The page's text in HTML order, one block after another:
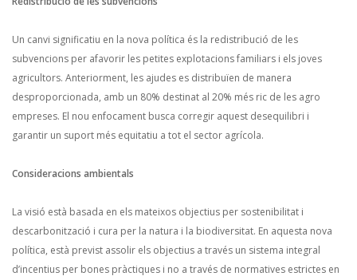
Un canvi significatiu en la nova política és la redistribució de les
subvencions per afavorir les petites explotacions familiars i els joves
agricultors. Anteriorment, les ajudes es distribuïen de manera
desproporcionada, amb un 80% destinat al 20% més ric de les agro
empreses. El nou enfocament busca corregir aquest desequilibri i
garantir un suport més equitatiu a tot el sector agrícola.
Consideracions ambientals
La visió està basada en els mateixos objectius per sostenibilitat i
descarbonització i cura per la natura i la biodiversitat. En aquesta nova
política, està previst assolir els objectius a través un sistema integral
d’incentius per bones pràctiques i no a través de normatives estrictes en